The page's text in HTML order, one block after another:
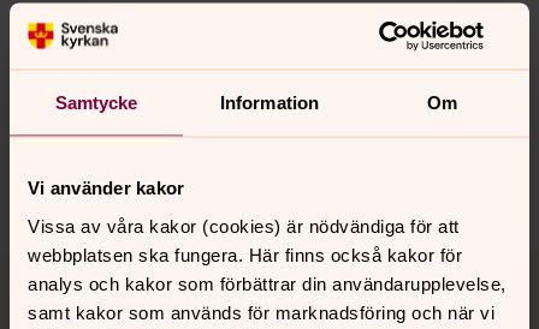
Samtycke Information Om
Vi använder kakor
Vissa av våra kakor (cookies) är nödvändiga för att
webbplatsen ska fungera. Här finns också kakor för
analys och kakor som förbättrar din användarupplevelse,
samt kakor som används för marknadsföring och när vi
Synpunkter eller frågor på sidans
innehåll?
norrkoping@svenskakyrkan.se
Dela
Tillbaka till toppen
Tillbaka till innehållet